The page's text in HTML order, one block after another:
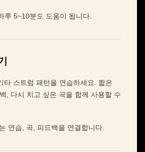
루 5~10분도 도움이 됩니다.
타 스트럼 패턴을 연습하세요. 짧은
, 다시 치고 싶은 곡을 함께 사용할 수
연습, 곡, 피드백을 연결합니다.